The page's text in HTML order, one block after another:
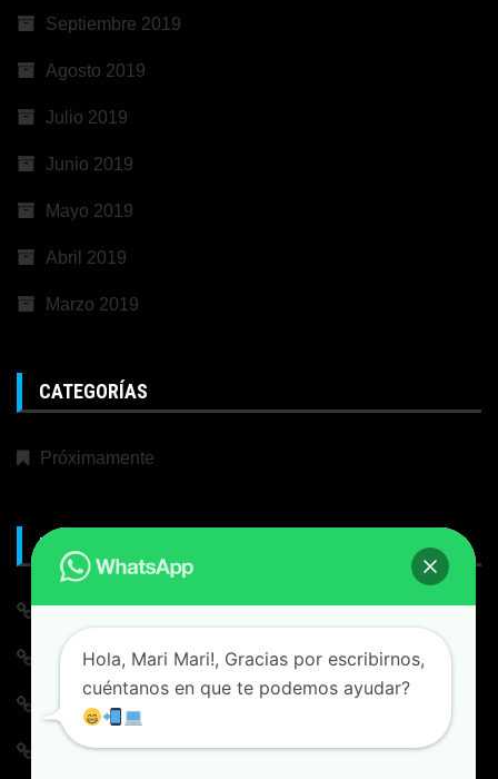
Septiembre 2019
Agosto 2019
Julio 2019
Junio 2019
Mayo 2019
Abril 2019
Marzo 2019
CATEGORÍAS
Próximamente
META
Iniciar Sesión
Alimentación de entradas
Feed de comentarios
WordPress.org
Hola, Mari Mari!, Gracias por escribirnos,
cuéntanos en que te podemos ayudar?